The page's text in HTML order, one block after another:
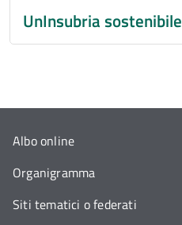
UnInsubria sostenibile
Albo online
Organigramma
Siti tematici o federati